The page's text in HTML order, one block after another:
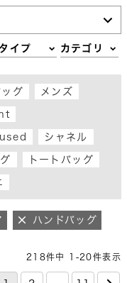
タイプ カテゴリ
ッグ メンズ
シャネル
トートバッグ
ハンドバッグ
218件中 1 -20件表示